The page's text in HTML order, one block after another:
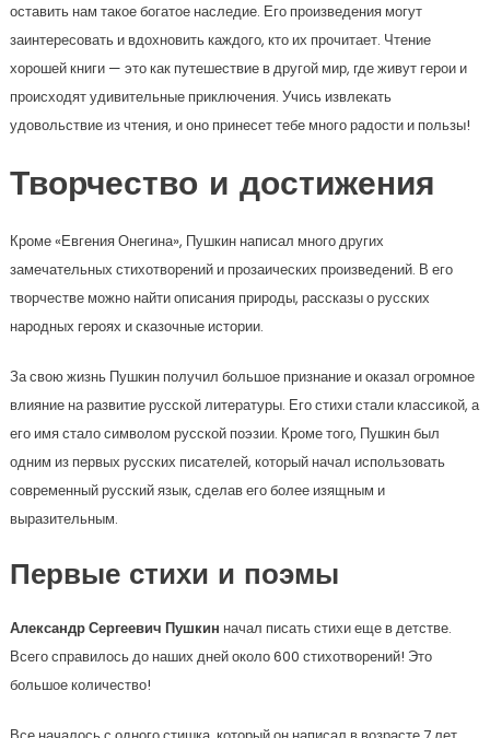
оставить нам такое богатое наследие. Его произведения могут
заинтересовать и вдохновить каждого, кто их прочитает. Чтение
хорошей книги — это как путешествие в другой мир, где живут герои и
происходят удивительные приключения. Учись извлекать
удовольствие из чтения, и оно принесет тебе много радости и пользы!
Творчество и достижения
Кроме «Евгения Онегина», Пушкин написал много других
замечательных стихотворений и прозаических произведений. В его
творчестве можно найти описания природы, рассказы о русских
народных героях и сказочные истории.
За свою жизнь Пушкин получил большое признание и оказал огромное
влияние на развитие русской литературы. Его стихи стали классикой, а
его имя стало символом русской поэзии. Кроме того, Пушкин был
одним из первых русских писателей, который начал использовать
современный русский язык, сделав его более изящным и
выразительным.
Первые стихи и поэмы
Александр Сергеевич Пушкин начал писать стихи еще в детстве.
Всего справилось до наших дней около 600 стихотворений! Это
большое количество!